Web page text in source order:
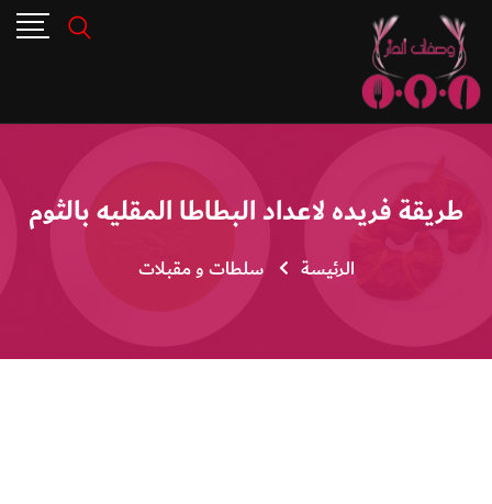
طريقة فريده لاعداد البطاطا المقليه بالثوم
الرئيسة سلطات و مقبلات